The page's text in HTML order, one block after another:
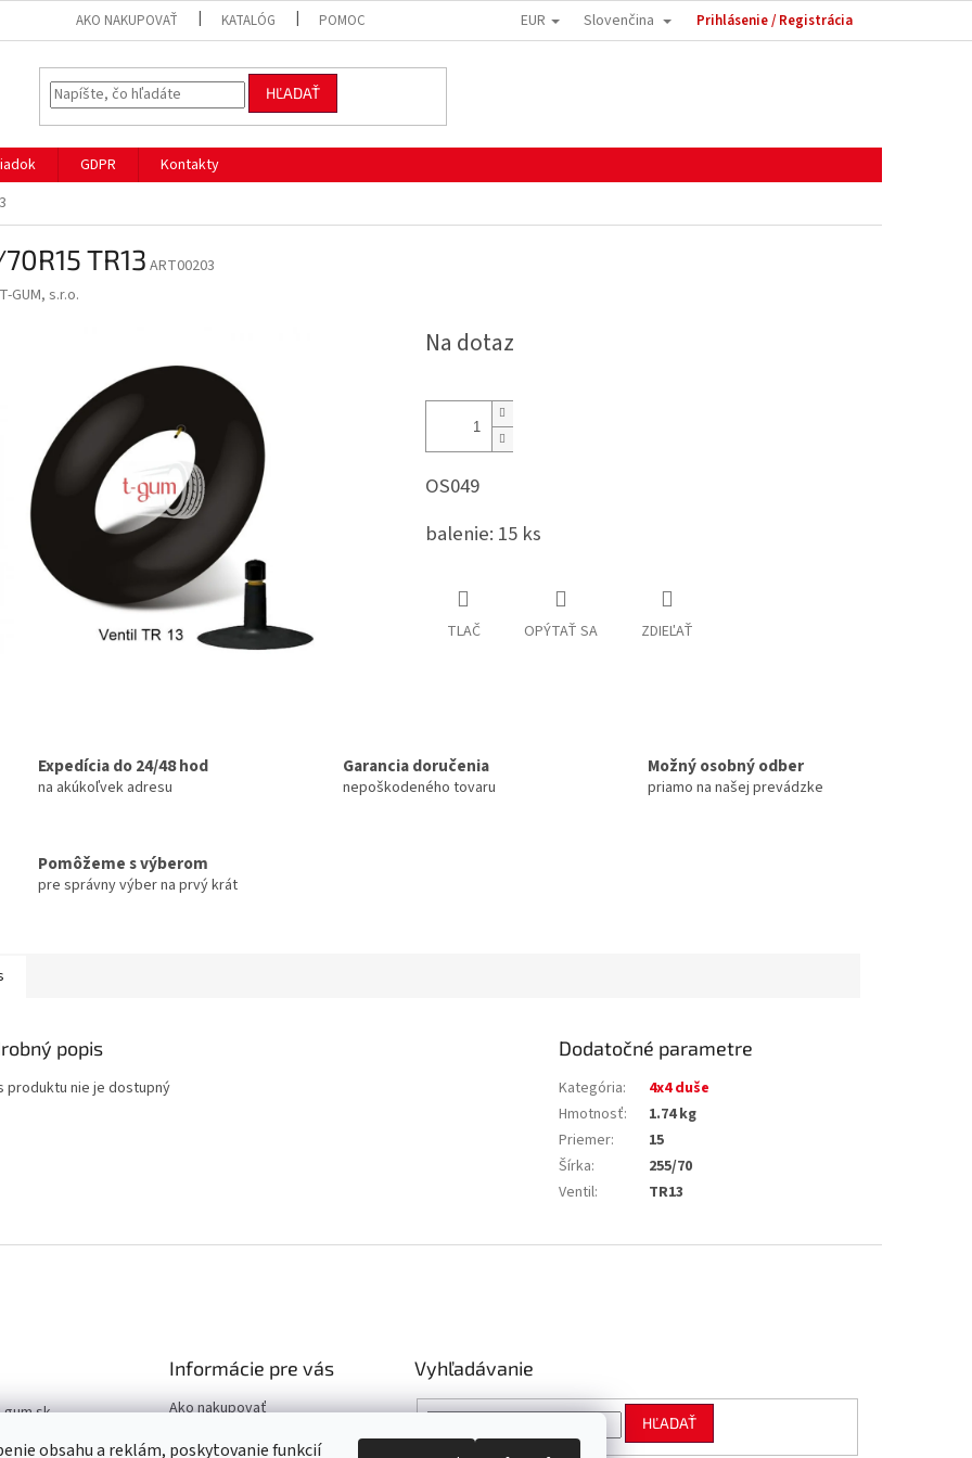
obsahu a reklám, poskytovanie funkcií
AKO NAKUPOVAŤ KATALÓG POMOC EUR Slovenčina Prihlásenie / Registrácia
HĽADAŤ
GDPR
Kontakty
TR13 ART00203
T-GUM, s.r.o.
Na dotaz
OS049
balenie: 15 ks
TLAČ OPÝTAŤ SA ZDIEĽAŤ
Expedícia do 24/48 hod
na akúkoľvek adresu
Garancia doručenia
nepoškodeného tovaru
Možný osobný odber
priamo na našej prevádzke
Pomôžeme s výberom
pre správny výber na prvý krát
popis
produktu nie je dostupný
Dodatočné parametre
Kategória:
4x4 duše
Hmotnosť:
1.74 kg
Priemer:
15
Šírka:
255/70
Ventil: TR13
gum.sk
907 970
Informácie pre vás
Ako nakupovať
Vyhľadávanie
HĽADAŤ